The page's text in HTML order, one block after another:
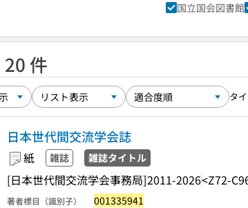
国立国会図書館
件
タ
日本世代間交流学会誌
紙 雑誌 雑誌タイトル
[日本世代間交流学会事務局]2011-2026<Z72-
著者標目（識別子） 001335941